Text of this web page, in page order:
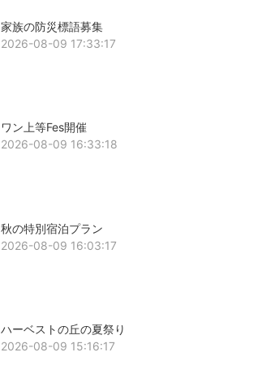
家族の防災標語募集
2026-08-09 17:33:17
ワン上等Fes開催
2026-08-09 16:33:18
秋の特別宿泊プラン
2026-08-09 16:03:17
ハーベストの丘の夏祭り
2026-08-09 15:16:17